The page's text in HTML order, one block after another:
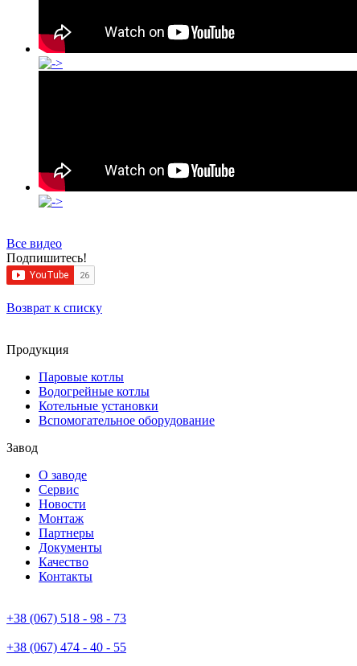
Все видео
Подпишитесь!
Возврат к списку
Продукция
Паровые котлы
Водогрейные котлы
Котельные установки
Вспомогательное оборудование
Завод
О заводе
Сервис
Новости
Монтаж
Партнеры
Документы
Качество
Контакты
+38 (067) 518 - 98 - 73
+38 (067) 474 - 40 - 55